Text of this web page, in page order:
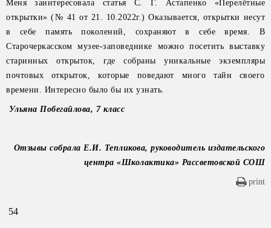
Меня заинтересовала статья С. Г. Астапенко «Перелётные
открытки» (№ 41 от 21. 10.2022г.) Оказывается, открытки несут
в себе память поколений, сохраняют в себе время. В
Старочеркасском музее-заповеднике можно посетить выставку
старинных открыток, где собраны уникальные экземпляры
почтовых открыток, которые поведают много тайн своего
времени. Интересно было бы их узнать.
Ульяна Побегайлова, 7 класс
Отзывы собрала Е.И. Тепликова, руководитель издательского
центра «Школактика» Рассветовской СОШ
print
54